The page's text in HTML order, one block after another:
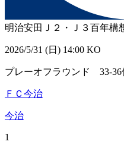
明治安田Ｊ２・Ｊ３百年構
2026/5/31 (日) 14:00 KO
プレーオフラウンド 33-
ＦＣ今治
今治
1